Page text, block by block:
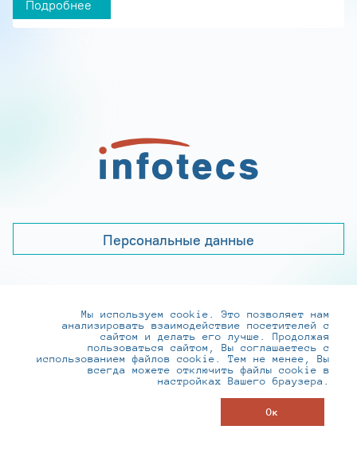
Подробнее
Персональные данные
+7 (495) 737-6192, 8-800-250-0-260
practice@infotecs.ru,hr@infotecs.ru
127273, г. Москва, Отрадная ул., 2Б строение 1
Мы используем cookie. Это позволяет нам
анализировать взаимодействие посетителей с
сайтом и делать его лучше. Продолжая
пользоваться сайтом, Вы соглашаетесь с
использованием файлов cookie. Тем не менее, Вы
всегда можете отключить файлы cookie в
настройках Вашего браузера.
Ок